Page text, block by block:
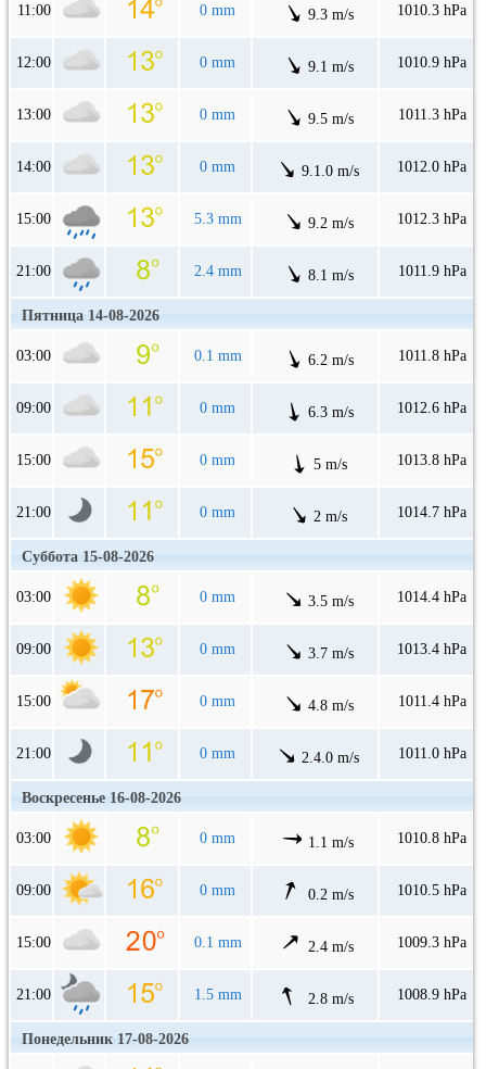
11:00 0 mm 9.3 m/s 1010.3 hPa
12:00 0 mm 9.1 m/s 1010.9 hPa
13:00 0 mm 9.5 m/s 1011.3 hPa
14:00 0 mm 9.1.0 m/s 1012.0 hPa
15:00 5.3 mm 9.2 m/s 1012.3 hPa
21:00 2.4 mm 8.1 m/s 1011.9 hPa
Пятница 14-08-2026
03:00 0.1 mm 6.2 m/s 1011.8 hPa
09:00 0 mm 6.3 m/s 1012.6 hPa
15:00 0 mm 5 m/s 1013.8 hPa
21:00 0 mm 2 m/s 1014.7 hPa
Суббота 15-08-2026
03:00 0 mm 3.5 m/s 1014.4 hPa
09:00 0 mm 3.7 m/s 1013.4 hPa
15:00 0 mm 4.8 m/s 1011.4 hPa
21:00 0 mm 2.4.0 m/s 1011.0 hPa
Воскресенье 16-08-2026
03:00 0 mm 1.1 m/s 1010.8 hPa
09:00 0 mm 0.2 m/s 1010.5 hPa
15:00 0.1 mm 2.4 m/s 1009.3 hPa
21:00 1.5 mm 2.8 m/s 1008.9 hPa
Понедельник 17-08-2026